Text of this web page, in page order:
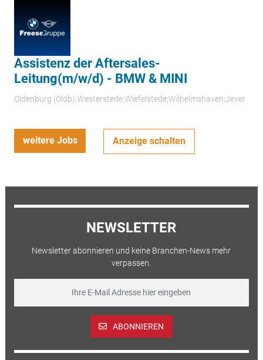
Assistenz der Aftersales-
Leitung(m/w/d) - BMW & MINI
Oldenburg (Oldb);Westerstede;Wiefelstede;Wilhelmshaven;Jever
weitere Jobs Anzeige schalten
NEWSLETTER
Newsletter abonnieren und keine Branchen-News mehr
verpassen.
ABONNIEREN